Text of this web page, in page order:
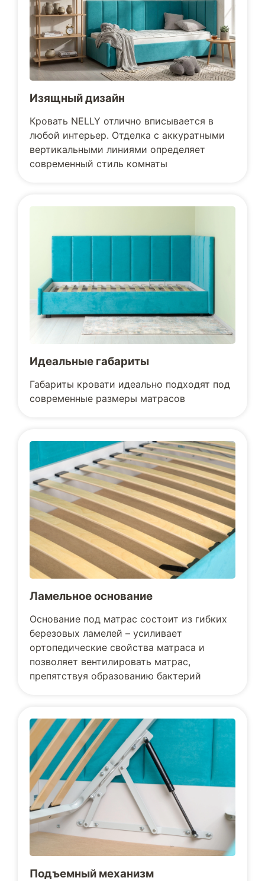
Изящный дизайн
Кровать NELLY отлично вписывается в
любой интерьер. Отделка с аккуратными
вертикальными линиями определяет
современный стиль комнаты
Идеальные габариты
Габариты кровати идеально подходят под
современные размеры матрасов
Ламельное основание
Основание под матрас состоит из гибких
березовых ламелей – усиливает
ортопедические свойства матраса и
позволяет вентилировать матрас,
препятствуя образованию бактерий
Подъемный механизм